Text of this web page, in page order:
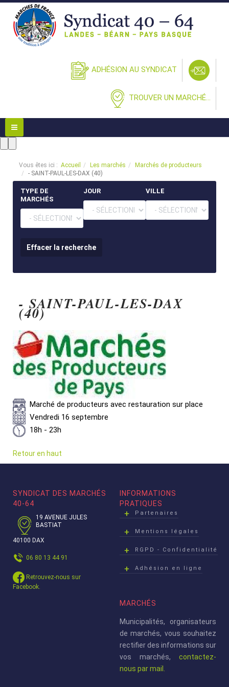
ADHÉSION AU SYNDICAT
TROUVER UN MARCHÉ...
Vous êtes ici : Accueil Les marchés
Marchés de producteurs
- SAINT-PAUL-LES-DAX (40)
TYPE DE
MARCHÉS
JOUR VILLE
- SAINT-PAUL-LES-DAX
(40)
Marché de producteurs avec restauration sur place
Vendredi 16 septembre
18h - 23h
Retour en haut
SYNDICAT DES MARCHÉS
40-64
19 AVENUE JULES
BASTIAT
40100 DAX
06 80 13 44 91
Retrouvez-nous sur
Facebook.
INFORMATIONS
PRATIQUES
Partenaires
Mentions légales
RGPD - Confidentialité
Adhésion en ligne
MARCHÉS
Municipalités, organisateurs
de marchés, vous souhaitez
rectifier des informations sur
vos marchés, contactez-
nous par mail.